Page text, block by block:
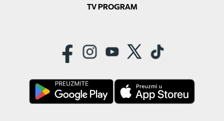
TV PROGRAM